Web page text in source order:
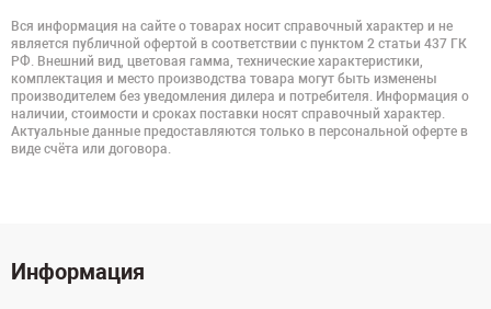
Вся информация на сайте о товарах носит справочный характер и не
является публичной офертой в соответствии с пунктом 2 статьи 437 ГК
РФ. Внешний вид, цветовая гамма, технические характеристики,
комплектация и место производства товара могут быть изменены
производителем без уведомления дилера и потребителя. Информация о
наличии, стоимости и сроках поставки носят справочный характер.
Актуальные данные предоставляются только в персональной оферте в
виде счёта или договора.
Информация